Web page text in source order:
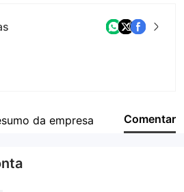
da empresa Comentar